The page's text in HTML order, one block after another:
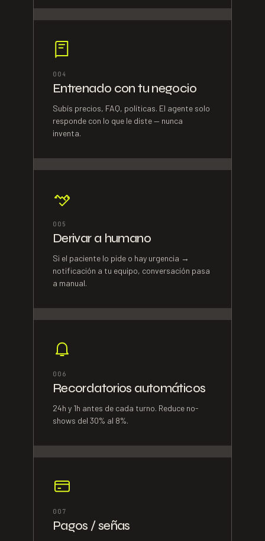
0 04
Entrenado con tu negocio
Subís precios, FAQ, políticas. El agente solo
responde con lo que le diste — nunca
inventa.
0 05
Derivar a humano
Si el paciente lo pide o hay urgencia →
notificación a tu equipo, conversación pasa
a manual.
0 06
Recordatorios automáticos
24h y 1h antes de cada turno. Reduce no-
shows del 30% al 8%.
0 07
Pagos / señas